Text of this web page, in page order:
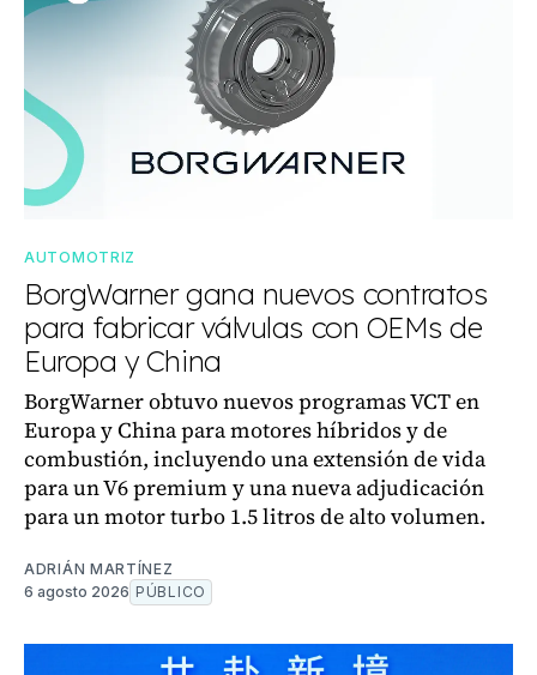
AUTOMOTRIZ
BorgWarner gana nuevos contratos
para fabricar válvulas con OEMs de
Europa y China
BorgWarner obtuvo nuevos programas VCT en
Europa y China para motores híbridos y de
combustión, incluyendo una extensión de vida
para un V6 premium y una nueva adjudicación
para un motor turbo 1.5 litros de alto volumen.
ADRIÁN MARTÍNEZ
6 agosto 2026 PÚBLICO